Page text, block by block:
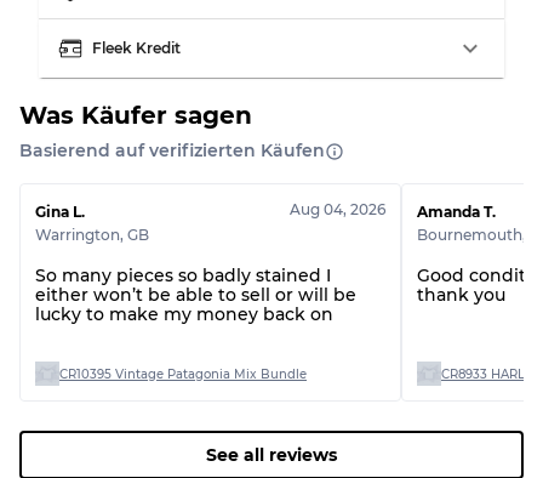
Fleek Kredit
Was Käufer sagen
Basierend auf verifizierten Käufen
Gina L.
Warrington, GB
Aug 04, 2026
So many pieces so badly stained I
either won’t be able to sell or will be
lucky to make my money back on
CR10395 Vintage Patagonia Mix Bundle
Amanda T.
Bournemouth,
Good
thank you
CR8933
See all reviews